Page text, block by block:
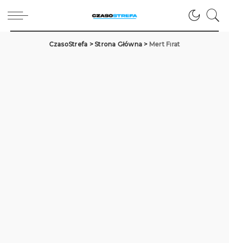
CzasoStrefa >Strona Główna > Mert Fırat